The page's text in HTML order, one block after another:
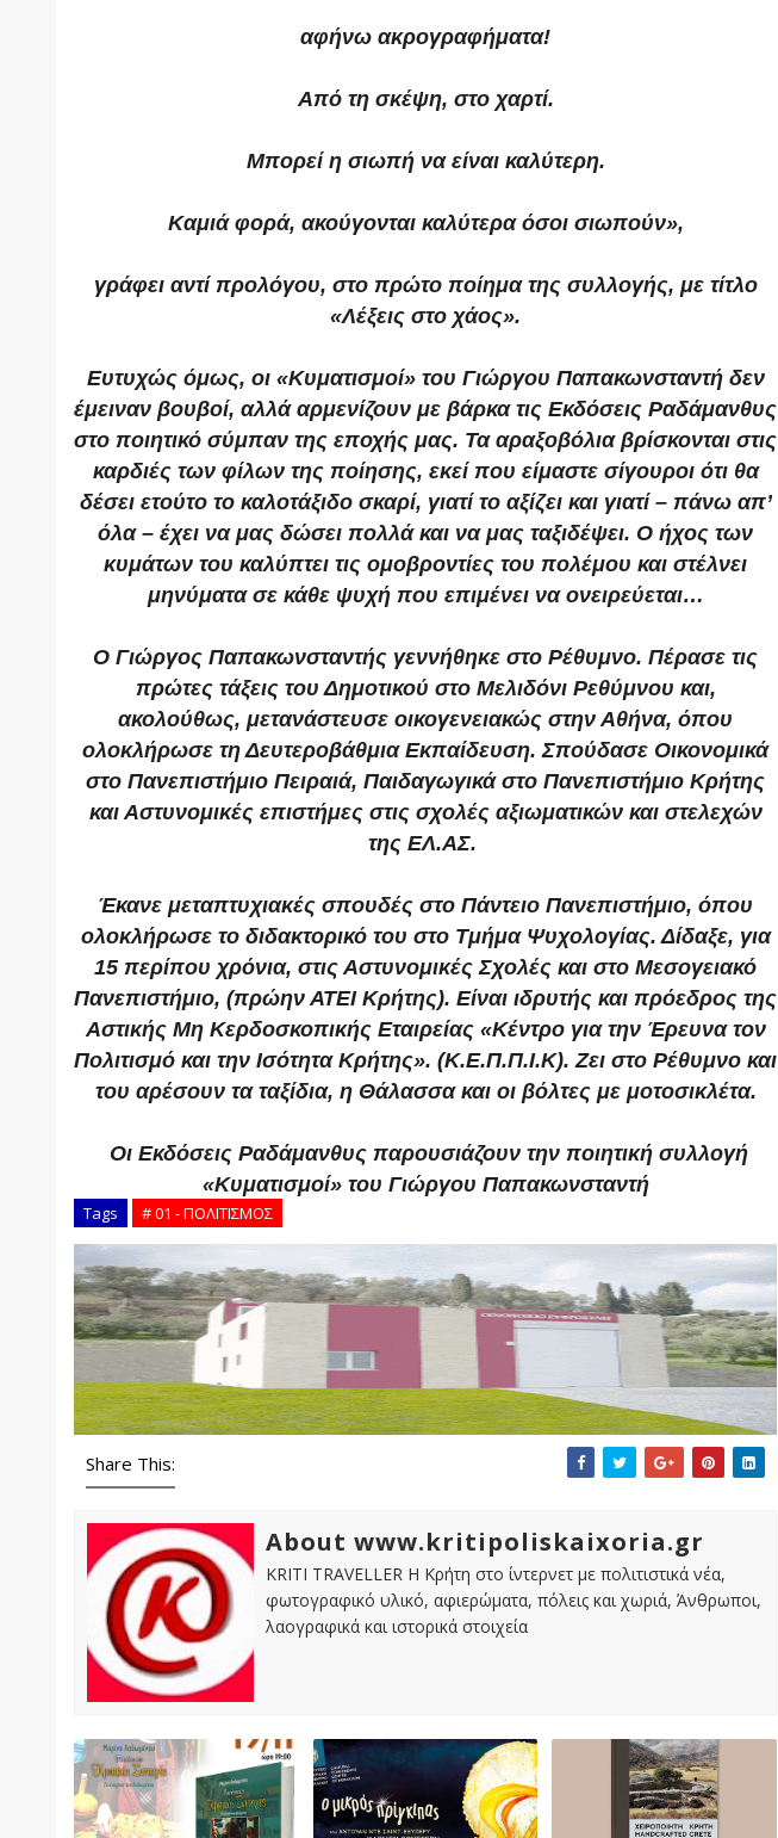
αφήνω ακρογραφήματα!
Από τη σκέψη, στο χαρτί.
Μπορεί η σιωπή να είναι καλύτερη.
Καμιά φορά, ακούγονται καλύτερα όσοι σιωπούν»,
γράφει αντί προλόγου, στο πρώτο ποίημα της συλλογής, με τίτλο
«Λέξεις στο χάος».
Ευτυχώς όμως, οι «Κυματισμοί» του Γιώργου Παπακωνσταντή δεν
έμειναν βουβοί, αλλά αρμενίζουν με βάρκα τις Εκδόσεις Ραδάμανθυς
στο ποιητικό σύμπαν της εποχής μας. Τα αραξοβόλια βρίσκονται στις
καρδιές των φίλων της ποίησης, εκεί που είμαστε σίγουροι ότι θα
δέσει ετούτο το καλοτάξιδο σκαρί, γιατί το αξίζει και γιατί – πάνω απ’
όλα – έχει να μας δώσει πολλά και να μας ταξιδέψει. Ο ήχος των
κυμάτων του καλύπτει τις ομοβροντίες του πολέμου και στέλνει
μηνύματα σε κάθε ψυχή που επιμένει να ονειρεύεται…
Ο Γιώργος Παπακωνσταντής γεννήθηκε στο Ρέθυμνο. Πέρασε τις
πρώτες τάξεις του Δημοτικού στο Μελιδόνι Ρεθύμνου και,
ακολούθως, μετανάστευσε οικογενειακώς στην Αθήνα, όπου
ολοκλήρωσε τη Δευτεροβάθμια Εκπαίδευση. Σπούδασε Οικονομικά
στο Πανεπιστήμιο Πειραιά, Παιδαγωγικά στο Πανεπιστήμιο Κρήτης
και Αστυνομικές επιστήμες στις σχολές αξιωματικών και στελεχών
της ΕΛ.ΑΣ.
Έκανε μεταπτυχιακές σπουδές στο Πάντειο Πανεπιστήμιο, όπου
ολοκλήρωσε το διδακτορικό του στο Τμήμα Ψυχολογίας. Δίδαξε, για
15 περίπου χρόνια, στις Αστυνομικές Σχολές και στο Μεσογειακό
Πανεπιστήμιο, (πρώην ΑΤΕΙ Κρήτης). Είναι ιδρυτής και πρόεδρος της
Αστικής Μη Κερδοσκοπικής Εταιρείας «Κέντρο για την Έρευνα τον
Πολιτισμό και την Ισότητα Κρήτης». (Κ.Ε.Π.Π.Ι.Κ). Ζει στο Ρέθυμνο και
του αρέσουν τα ταξίδια, η Θάλασσα και οι βόλτες με μοτοσικλέτα.
Οι Εκδόσεις Ραδάμανθυς παρουσιάζουν την ποιητική συλλογή
«Κυματισμοί» του Γιώργου Παπακωνσταντή
Tags # 01 - ΠΟΛΙΤΙΣΜΟΣ
Share This:
About www.kritipoliskaixoria.gr
KRITI TRAVELLER Η Κρήτη στο ίντερνετ με πολιτιστικά νέα,
φωτογραφικό υλικό, αφιερώματα, πόλεις και χωριά, Άνθρωποι,
λαογραφικά και ιστορικά στοιχεία